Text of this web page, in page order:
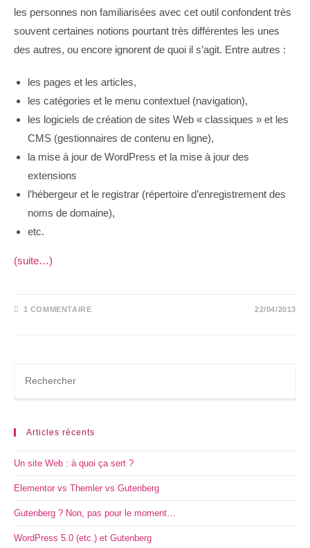
les personnes non familiarisées avec cet outil confondent très
souvent certaines notions pourtant très différentes les unes
des autres, ou encore ignorent de quoi il s’agit. Entre autres :
les pages et les articles,
les catégories et le menu contextuel (navigation),
les logiciels de création de sites Web « classiques » et les
CMS (gestionnaires de contenu en ligne),
la mise à jour de WordPress et la mise à jour des
extensions
l’hébergeur et le registrar (répertoire d’enregistrement des
noms de domaine),
etc.
(suite…)
1 COMMENTAIRE 22/04/2013
Articles récents
Un site Web : à quoi ça sert ?
Elementor vs Themler vs Gutenberg
Gutenberg ? Non, pas pour le moment…
WordPress 5.0 (etc.) et Gutenberg